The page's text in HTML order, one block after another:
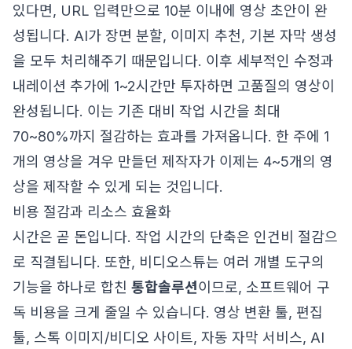
있다면, URL 입력만으로 10분 이내에 영상 초안이 완
성됩니다. AI가 장면 분할, 이미지 추천, 기본 자막 생성
을 모두 처리해주기 때문입니다. 이후 세부적인 수정과
내레이션 추가에 1~2시간만 투자하면 고품질의 영상이
완성됩니다. 이는 기존 대비 작업 시간을 최대
70~80%까지 절감하는 효과를 가져옵니다. 한 주에 1
개의 영상을 겨우 만들던 제작자가 이제는 4~5개의 영
상을 제작할 수 있게 되는 것입니다.
비용 절감과 리소스 효율화
시간은 곧 돈입니다. 작업 시간의 단축은 인건비 절감으
로 직결됩니다. 또한, 비디오스튜는 여러 개별 도구의
기능을 하나로 합친 통합솔루션이므로, 소프트웨어 구
독 비용을 크게 줄일 수 있습니다. 영상 변환 툴, 편집
툴, 스톡 이미지/비디오 사이트, 자동 자막 서비스, AI